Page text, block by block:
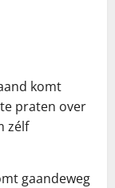
komt
praten over
zélf
gaandeweg